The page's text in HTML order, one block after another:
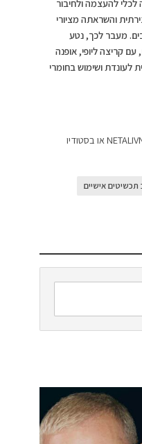
לכלי להעצמה ולחיבור
והשראתה מציורי
מעבר לכך, נטע
קריצה ליופי, אופנה
לעונדת ושימוש בחומרי
ניתן להשיג באתר המעצבת NETALIVNE.COM או בסטודיו
תכשיטים אישיים